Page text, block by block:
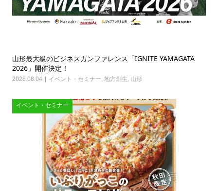
山形最大級のビジネスカンファレンス「IGNITE YAMAGATA
2026」開催決定！
2026.08.04 イベント・セミナー, 地方創生, 山形
イベント・セミナー